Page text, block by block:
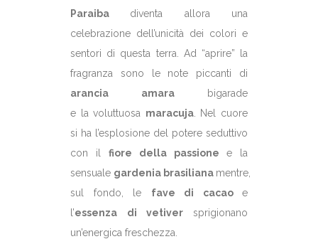
Paraiba diventa allora una
celebrazione dell’unicità dei colori e
sentori di questa terra. Ad “aprire” la
fragranza sono le note piccanti di
arancia amarabigarade
e la voluttuosa maracuja. Nel cuore
si ha l’esplosione del potere seduttivo
con il fiore della passione e la
sensuale gardenia brasiliana mentre,
sul fondo, le fave di cacao e
l’essenza di vetiver sprigionano
un’energica freschezza.